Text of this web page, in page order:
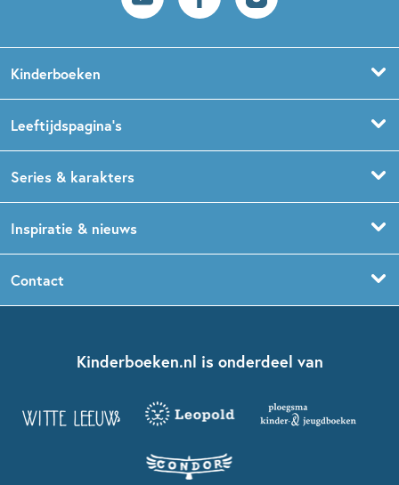
Kinderboeken
Prentenboeken
Babyboeken
Sprookjesboeken
Kinderboeken diversiteit
Grappige kinderboeken
Spannende kinderboeken
Leeftijdspagina’s
Boekentips 1,5 - 3 jaar
Boekentips 5 - 7 jaar
Boekentips 12+ jaar
Series & karakters
Dog Man
Spekkie en Sproet
Inspiratie & nieuws
Kinderjury
Contact
Kinderboeken.nl is onderdeel van